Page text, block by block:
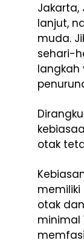
Jakarta,
lanjut,
muda.
sehari-
langkah
otak
otak
minimal